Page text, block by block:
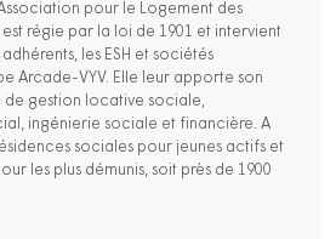
pour le Logement des
est régie par la loi de 1901 et intervient
les ESH et sociétés
Arcade-VYV. Elle leur apporte son
de gestion locative sociale,
ingénierie sociale et financière. A
sociales pour jeunes actifs et
les plus démunis, soit près de 1900